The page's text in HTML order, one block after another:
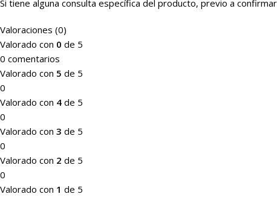
Si tiene alguna consulta específica del producto, previo a
Valoraciones (0)
Valorado con 0 de 5
0 comentarios
Valorado con 5 de 5
0
Valorado con 4 de 5
0
Valorado con 3 de 5
0
Valorado con 2 de 5
0
Valorado con 1 de 5